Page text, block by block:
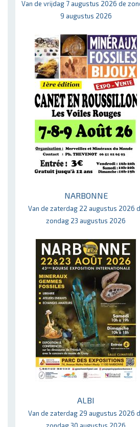
Van de vrijdag 7 augustus 2026 de
9 augustus 2026
NARBONNE
Van de zaterdag 22 augustus 2026
zondag 23 augustus 2026
ALBI
Van de zaterdag 29 augustus 2026